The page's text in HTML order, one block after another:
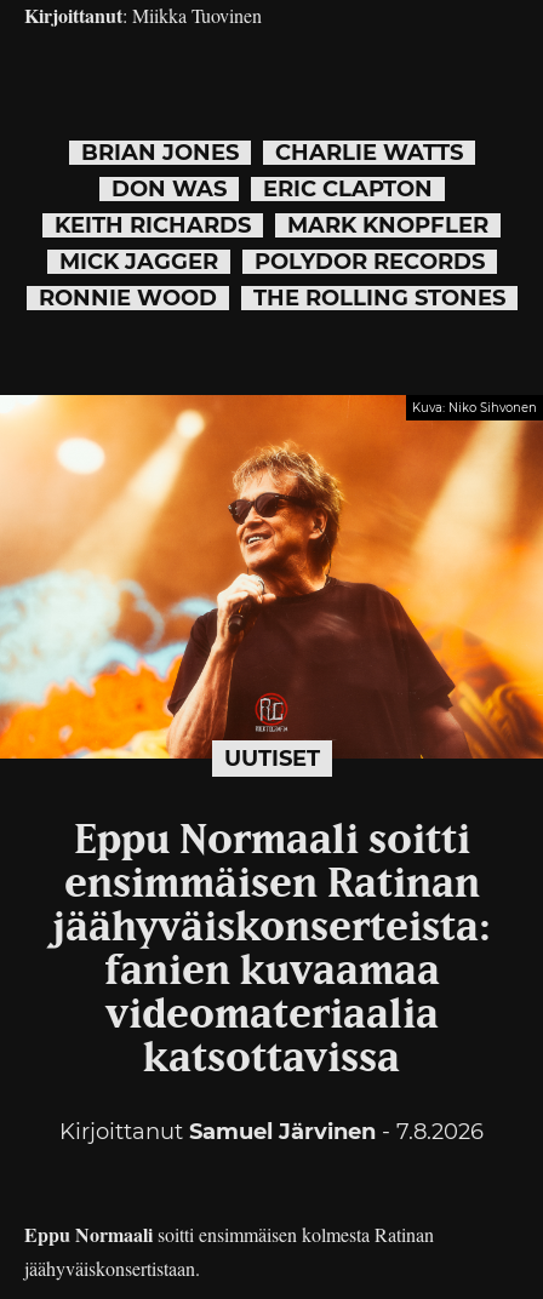
Kirjoittanut: Miikka Tuovinen
BRIAN JONES
CHARLIE WATTS
DON WAS
ERIC CLAPTON
KEITH RICHARDS
MARK KNOPFLER
MICK JAGGER
POLYDOR RECORDS
RONNIE WOOD
THE ROLLING STONES
UUTISET
Kuva: Niko Sihvonen
Eppu Normaali soitti
ensimmäisen Ratinan
jäähyväiskonserteista:
fanien kuvaamaa
videomateriaalia
katsottavissa
Kirjoittanut Samuel Järvinen - 7.8.2026
Eppu Normaalisoitti ensimmäisen kolmesta Ratinan
jäähyväiskonsertistaan.